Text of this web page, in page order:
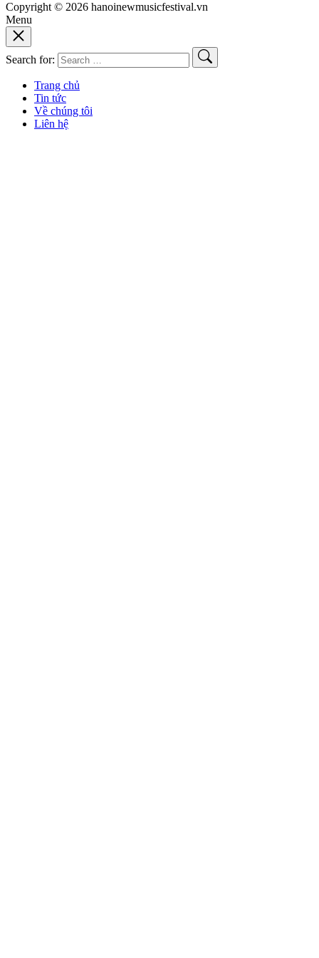
Copyright © 2026 hanoinewmusicfestival.vn
Menu
Search for:
Trang chủ
Tin tức
Về chúng tôi
Liên hệ